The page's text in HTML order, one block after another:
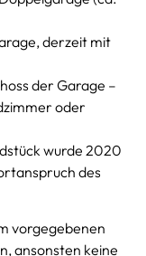
derzeit mit
der Garage –
oder
wurde 2020
des
vorgegebenen
ansonsten keine